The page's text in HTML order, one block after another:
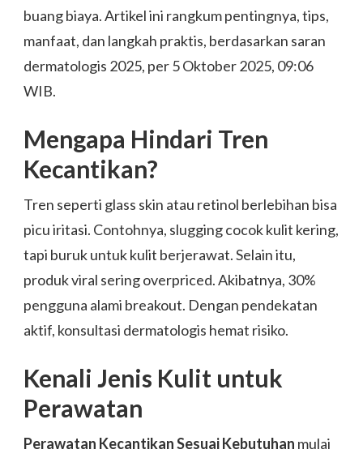
buang biaya. Artikel ini rangkum pentingnya, tips,
manfaat, dan langkah praktis, berdasarkan saran
dermatologis 2025, per 5 Oktober 2025, 09:06
WIB.
Mengapa Hindari Tren
Kecantikan?
Tren seperti glass skin atau retinol berlebihan bisa
picu iritasi. Contohnya, slugging cocok kulit kering,
tapi buruk untuk kulit berjerawat. Selain itu,
produk viral sering overpriced. Akibatnya, 30%
pengguna alami breakout. Dengan pendekatan
aktif, konsultasi dermatologis hemat risiko.
Kenali Jenis Kulit untuk
Perawatan
Perawatan Kecantikan Sesuai Kebutuhan mulai